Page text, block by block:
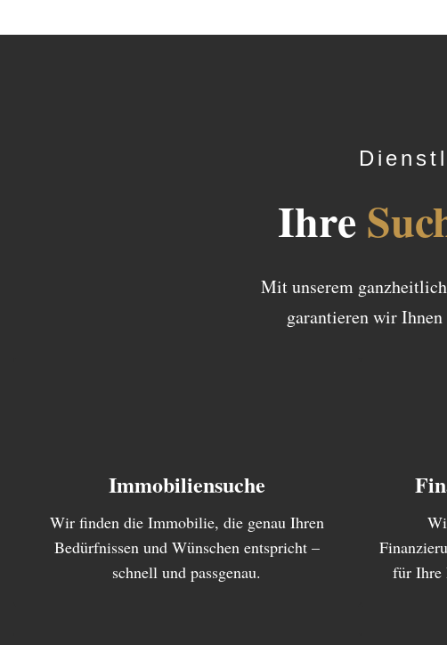
Ihre
Mit unserem
garantieren wir
Immobiliensuche
Wir finden die Immobilie, die genau Ihren
Bedürfnissen und Wünschen entspricht –
schnell und passgenau.
für Ihre